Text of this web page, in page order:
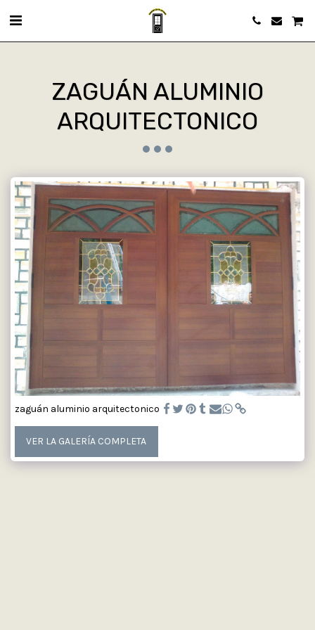
ZAGUÁN ALUMINIO
ARQUITECTONICO
zaguán aluminio arquitectonico
VER LA GALERÍA COMPLETA